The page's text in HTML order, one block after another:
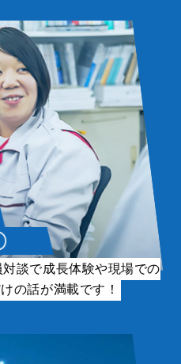
談で成長体験や現場での
の話が満載です！